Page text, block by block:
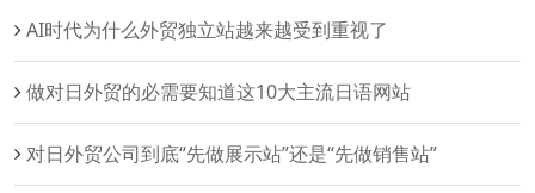
AI时代为什么外贸独立站越来越受到重视了
做对日外贸的必需要知道这10大主流日语网站
对日外贸公司到底“先做展示站”还是“先做销售站”